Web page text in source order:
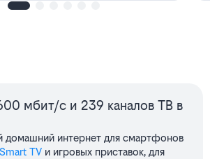
мбит/с и 239 каналов ТВ в
домашний интернет для смартфонов
Smart TV и игровых приставок, для